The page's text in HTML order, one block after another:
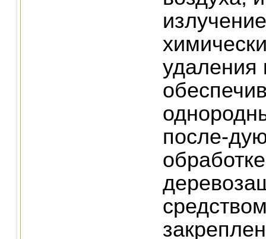
удаления
после-